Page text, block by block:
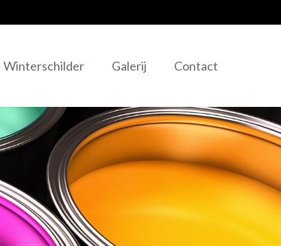
Winterschilder Galerij Contact